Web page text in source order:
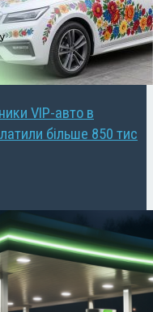
VIP-авто в
більше 850 тис